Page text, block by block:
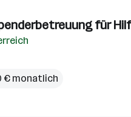
für
€ monatlich